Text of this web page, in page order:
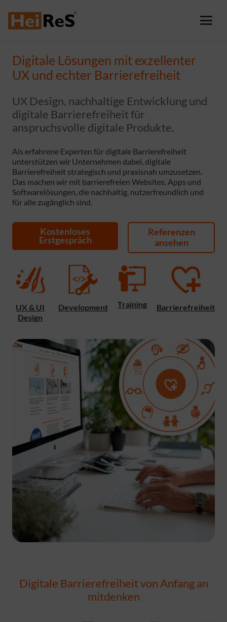
Digitale Lösungen mit exzellenter
UX und echter Barrierefreiheit
UX Design, nachhaltige Entwicklung und
digitale Barrierefreiheit für
anspruchsvolle digitale Produkte.
Als erfahrene Experten für digitale Barrierefreiheit
unterstützen wir Unternehmen dabei, digitale
Barrierefreiheit strategisch und praxisnah umzusetzen.
Das machen wir mit barrierefreien Websites, Apps und
Softwarelösungen, die nachhaltig, nutzerfreundlich und
für alle zugänglich sind.
Kostenloses
Erstgespräch
Referenzen
ansehen
UX & UI
Design
Development Training Barrierefreiheit
Digitale Barrierefreiheit von Anfang an
mitdenken